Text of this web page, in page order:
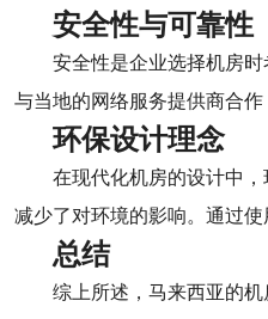
安全性与可靠性
安全性是企业选择机房
与当地的网络服务提供商合
环保设计理念
在现代化机房的设计中
减少了对环境的影响。通过
总结
综上所述，马来西亚的